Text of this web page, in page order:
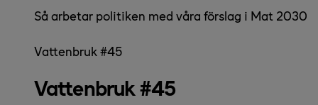
Så arbetar politiken med våra förslag i Mat 2030
Vattenbruk #45
Vattenbruk #45